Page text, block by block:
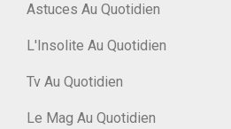
Astuces Au Quotidien
L'Insolite Au Quotidien
Tv Au Quotidien
Le Mag Au Quotidien